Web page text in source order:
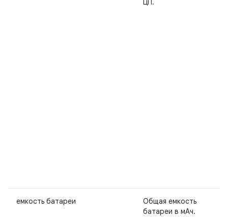
ЦП.
емкость батареи
Общая емкость
батареи в мАч.